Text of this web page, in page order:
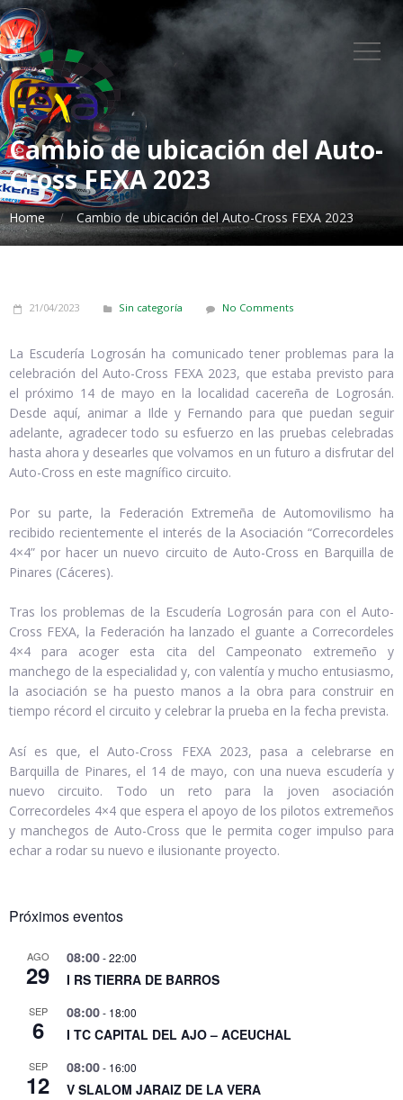
Cambio de ubicación del Auto-
Cross FEXA 2023
Home Cambio de ubicación del Auto-Cross FEXA 2023
21/04/2023 Sin categoría No Comments
La Escudería Logrosán ha comunicado tener problemas para la
celebración del Auto-Cross FEXA 2023, que estaba previsto para
el próximo 14 de mayo en la localidad cacereña de Logrosán.
Desde aquí, animar a Ilde y Fernando para que puedan seguir
adelante, agradecer todo su esfuerzo en las pruebas celebradas
hasta ahora y desearles que volvamos en un futuro a disfrutar del
Auto-Cross en este magnífico circuito.
Por su parte, la Federación Extremeña de Automovilismo ha
recibido recientemente el interés de la Asociación “Correcordeles
4×4” por hacer un nuevo circuito de Auto-Cross en Barquilla de
Pinares (Cáceres).
Tras los problemas de la Escudería Logrosán para con el Auto-
Cross FEXA, la Federación ha lanzado el guante a Correcordeles
4×4 para acoger esta cita del Campeonato extremeño y
manchego de la especialidad y, con valentía y mucho entusiasmo,
la asociación se ha puesto manos a la obra para construir en
tiempo récord el circuito y celebrar la prueba en la fecha prevista.
Así es que, el Auto-Cross FEXA 2023, pasa a celebrarse en
Barquilla de Pinares, el 14 de mayo, con una nueva escudería y
nuevo circuito. Todo un reto para la joven asociación
Correcordeles 4×4 que espera el apoyo de los pilotos extremeños
y manchegos de Auto-Cross que le permita coger impulso para
echar a rodar su nuevo e ilusionante proyecto.
Próximos eventos
AGO
29
08:00-22:00
I RS TIERRA DE BARROS
SEP
6
08:00- 18:00
I TC CAPITAL DEL AJO – ACEUCHAL
SEP
12
08:00- 16:00
V SLALOM JARAIZ DE LA VERA